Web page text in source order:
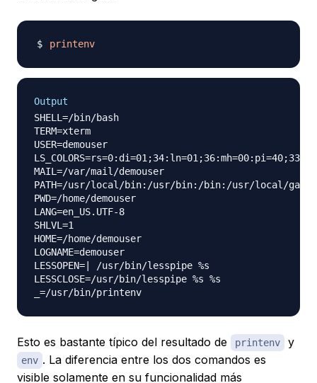
printenv
Output
SHELL=/bin/bash
TERM=xterm
USER=demouser
MAIL=/var/mail/demouser
PATH=/usr/local/bin:/usr/bin:/bin:/usr/local/
PWD=/home/demouser
LANG=en_US.UTF-8
SHLVL=1
HOME=/home/demouser
LOGNAME=demouser
LESSOPEN=| /usr/bin/lesspipe %s
LESSCLOSE=/usr/bin/lesspipe %s %s
Esto es bastante típico del resultado de printenv y
env . La diferencia entre los dos comandos es
visible solamente en su funcionalidad más